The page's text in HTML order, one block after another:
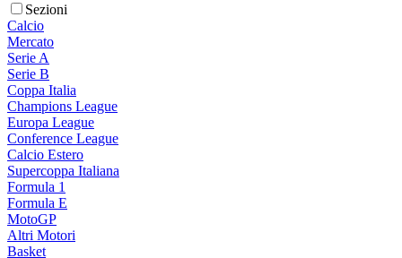
Sezioni
Calcio
Mercato
Serie A
Serie B
Coppa Italia
Champions League
Europa League
Conference League
Calcio Estero
Supercoppa Italiana
Formula 1
Formula E
MotoGP
Altri Motori
Basket